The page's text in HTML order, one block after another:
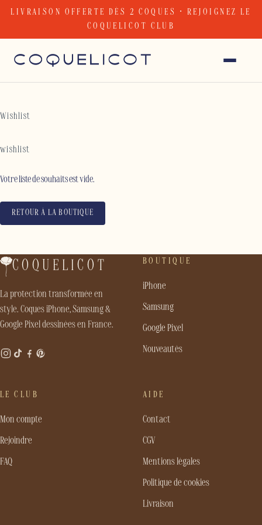
Skip
LIVRAISON OFFERTE DÈS 2 COQUES · REJOIGNEZ LE
COQUELICOT CLUB
Wishlist
wishlist
Votre liste de souhaits est vide.
RETOUR À LA BOUTIQUE
COQUELICOT
La protection transformée en
style. Coques iPhone, Samsung &
Google Pixel dessinées en France.
BOUTIQUE
iPhone
Samsung
Google Pixel
Nouveautés
LE CLUB
Mon compte
Rejoindre
FAQ
AIDE
Contact
CGV
Mentions légales
Politique de cookies
Livraison